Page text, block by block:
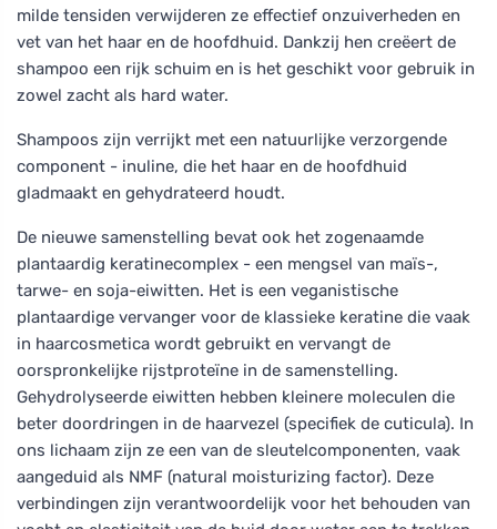
milde tensiden verwijderen ze effectief onzuiverheden en
vet van het haar en de hoofdhuid. Dankzij hen creëert de
shampoo een rijk schuim en is het geschikt voor gebruik in
zowel zacht als hard water.
Shampoos zijn verrijkt met een natuurlijke verzorgende
component - inuline, die het haar en de hoofdhuid
gladmaakt en gehydrateerd houdt.
De nieuwe samenstelling bevat ook het zogenaamde
plantaardig keratinecomplex - een mengsel van maïs-,
tarwe- en soja-eiwitten. Het is een veganistische
plantaardige vervanger voor de klassieke keratine die vaak
in haarcosmetica wordt gebruikt en vervangt de
oorspronkelijke rijstproteïne in de samenstelling.
Gehydrolyseerde eiwitten hebben kleinere moleculen die
beter doordringen in de haarvezel (specifiek de cuticula). In
ons lichaam zijn ze een van de sleutelcomponenten, vaak
aangeduid als NMF (natural moisturizing factor). Deze
verbindingen zijn verantwoordelijk voor het behouden van